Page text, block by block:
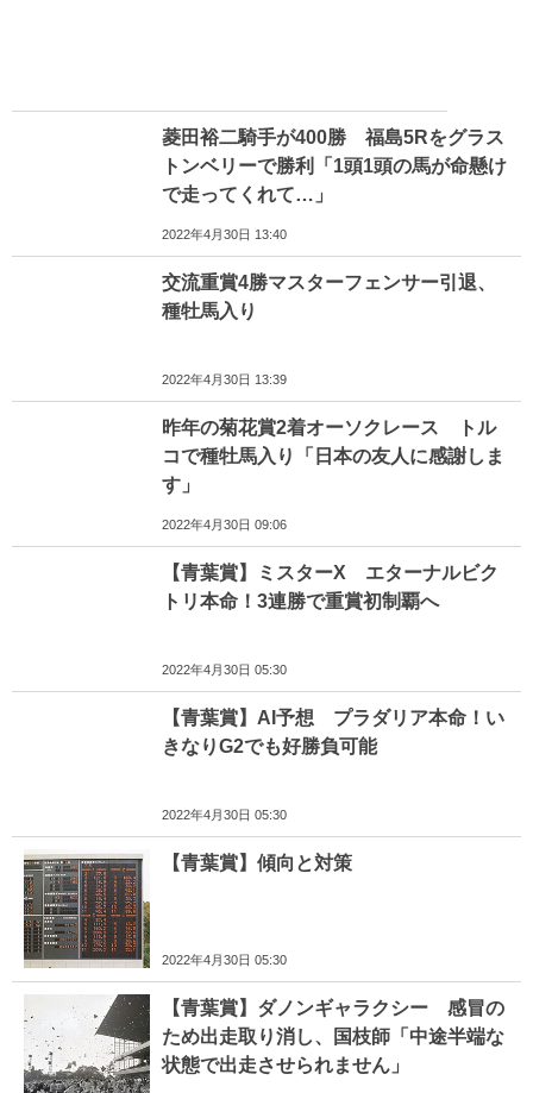
菱田裕二騎手が400勝 福島5Rをグラス
トンベリーで勝利「1頭1頭の馬が命懸け
で走ってくれて…」
2022年4月30日 13:40
交流重賞4勝マスターフェンサー引退、
種牡馬入り
2022年4月30日 13:39
昨年の菊花賞2着オーソクレース トル
コで種牡馬入り「日本の友人に感謝しま
す」
2022年4月30日 09:06
【青葉賞】ミスターX エターナルビク
トリ本命！3連勝で重賞初制覇へ
2022年4月30日 05:30
【青葉賞】AI予想 プラダリア本命！い
きなりG2でも好勝負可能
2022年4月30日 05:30
【青葉賞】傾向と対策
2022年4月30日 05:30
【青葉賞】ダノンギャラクシー 感冒の
ため出走取り消し、国枝師「中途半端な
状態で出走させられません」